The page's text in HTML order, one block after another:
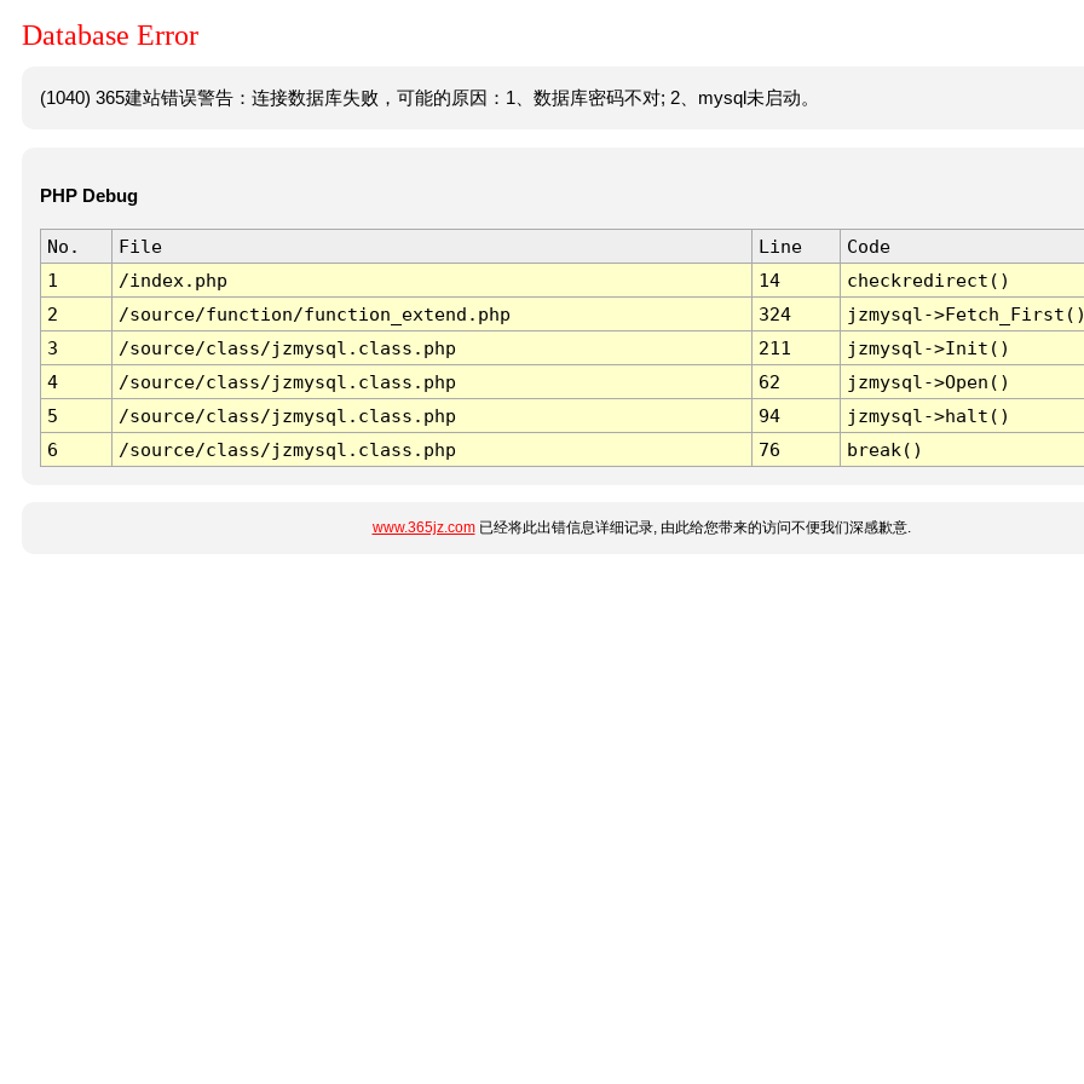
Database Error
(1040) 365建站错误警告：连接数据库失败，可能的原因：1、数据库密码不对; 2、mysql未启动。
PHP Debug
No. File Line
Code
1
/index.php 14
checkredirect()
2
/source/function/function_extend.php 324
jzmysql-
3
/source/class/jzmysql.class.php 211
jzmysql->Init()
4
/source/class/jzmysql.class.php 62
jzmysql->Open()
5
/source/class/jzmysql.class.php 94
jzmysql->halt()
6
/source/class/jzmysql.class.php 76 break()
www.365jz.com已经将此出错信息详细记录, 由此给您带来的访问不便我们深感歉意.